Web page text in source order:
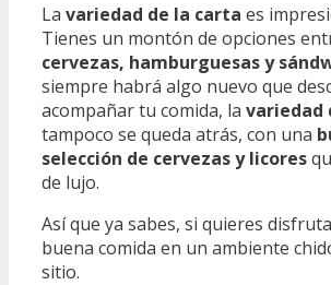
La variedad de la carta es
Tienes un montón de opciones
cervezas, hamburguesas y
siempre habrá algo nuevo que
acompañar tu comida, la variedad
tampoco se queda atrás, con una
selección de cervezas y licores
de lujo.
Así que ya sabes, si quieres
buena comida en un ambiente
sitio.